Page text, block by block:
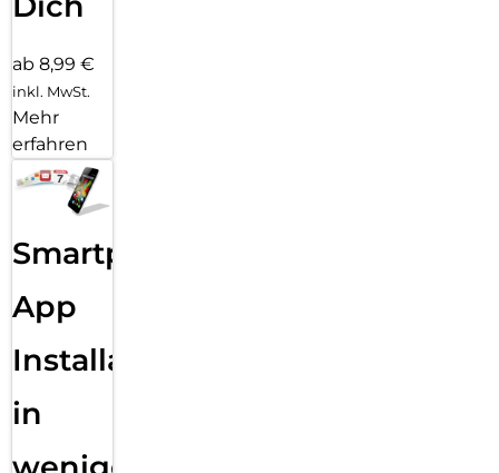
ab 8,99 €
inkl. MwSt.
Mehr
erfahren
Smartphone
App
Installation
in